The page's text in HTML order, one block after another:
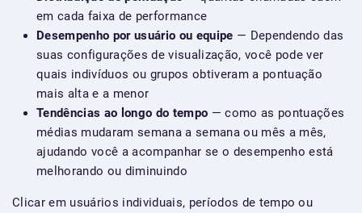
em cada faixa de performance
Desempenho por usuário ou equipe — Dependendo das
suas configurações de visualização, você pode ver
quais indivíduos ou grupos obtiveram a pontuação
mais alta e a menor
Tendências ao longo do tempo — como as pontuações
médias mudaram semana a semana ou mês a mês,
ajudando você a acompanhar se o desempenho está
melhorando ou diminuindo
Clicar em usuários individuais, períodos de tempo ou